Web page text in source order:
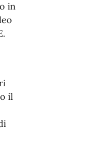
in
il